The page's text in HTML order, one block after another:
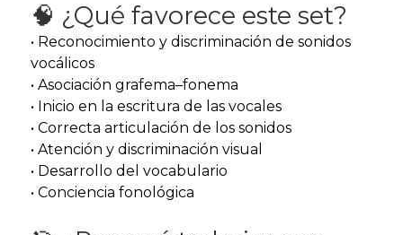
🧠 ¿Qué favorece este set?
• Reconocimiento y discriminación de sonidos
vocálicos
• Asociación grafema–fonema
• Inicio en la escritura de las vocales
• Correcta articulación de los sonidos
• Atención y discriminación visual
• Desarrollo del vocabulario
• Conciencia fonológica